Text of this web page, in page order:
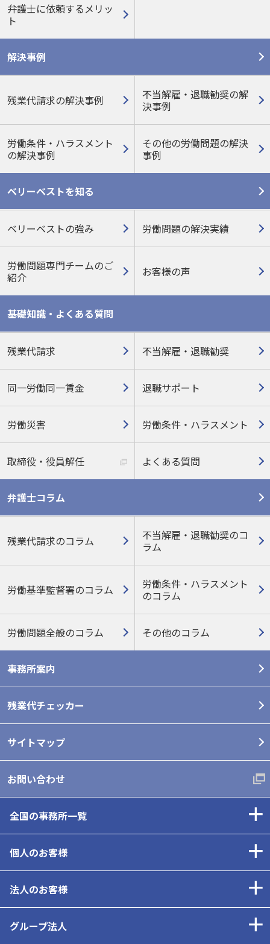
弁護士に依頼するメリッ
ト
解決事例
残業代請求の解決事例
不当解雇・退職勧奨の解
決事例
労働条件・ハラスメント
の解決事例
その他の労働問題の解決
事例
ベリーベストを知る
ベリーベストの強み 労働問題の解決実績
労働問題専門チームのご
紹介
お客様の声
基礎知識・よくある質問
残業代請求 不当解雇・退職勧奨
同一労働同一賃金 退職サポート
労働災害 労働条件・ハラスメント
取締役・役員解任 よくある質問
弁護士コラム
残業代請求のコラム
不当解雇・退職勧奨のコ
ラム
労働基準監督署のコラム
労働条件・ハラスメント
のコラム
労働問題全般のコラム その他のコラム
事務所案内
残業代チェッカー
サイトマップ
お問い合わせ
全国の事務所一覧
個人のお客様
法人のお客様
グループ法人